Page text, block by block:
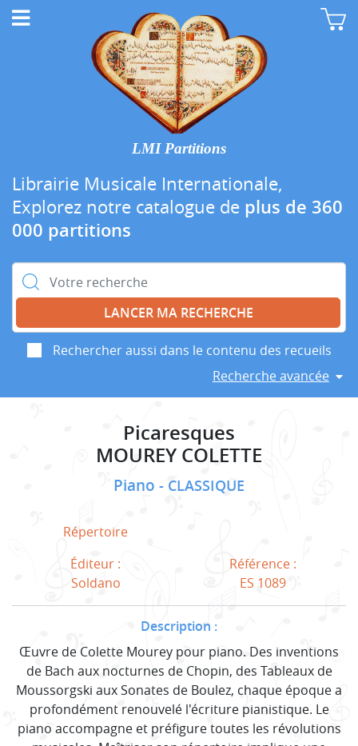
LMI Partitions
Librairie Musicale Internationale,
Explorez notre catalogue de plus de 360
000 partitions
Rechercher :
Rechercher aussi dans le contenu des recueils
Recherche avancée
Picaresques
MOUREY COLETTE
Piano CLASSIQUE
Répertoire
Éditeur :
Soldano
Référence :
ES 1089
Description :
Œuvre de Colette Mourey pour piano. Des inventions
de Bach aux nocturnes de Chopin, des Tableaux de
Moussorgski aux Sonates de Boulez, chaque époque a
profondément renouvelé l'écriture pianistique. Le
piano accompagne et préfigure toutes les révolutions